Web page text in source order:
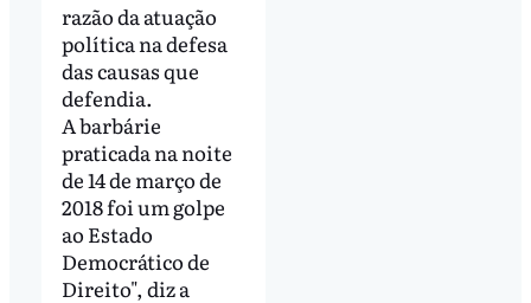
razão da atuação
política na defesa
das causas que
defendia.
A barbárie
praticada na noite
de 14 de março de
2018 foi um golpe
ao Estado
Democrático de
Direito", diz a